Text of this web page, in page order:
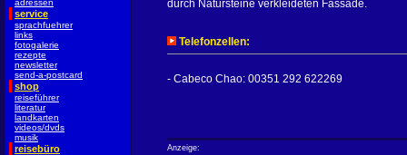
adressen
service
sprachfuehrer
links
fotogalerie
rezepte
newsletter
send-a-postcard
shop
reiseführer
literatur
landkarten
videos/dvds
musik
reisebüro
durch Natursteine verkleideten Fassade.
Telefonzellen:
- Cabeco Chao: 00351 292 622269
Anzeige: